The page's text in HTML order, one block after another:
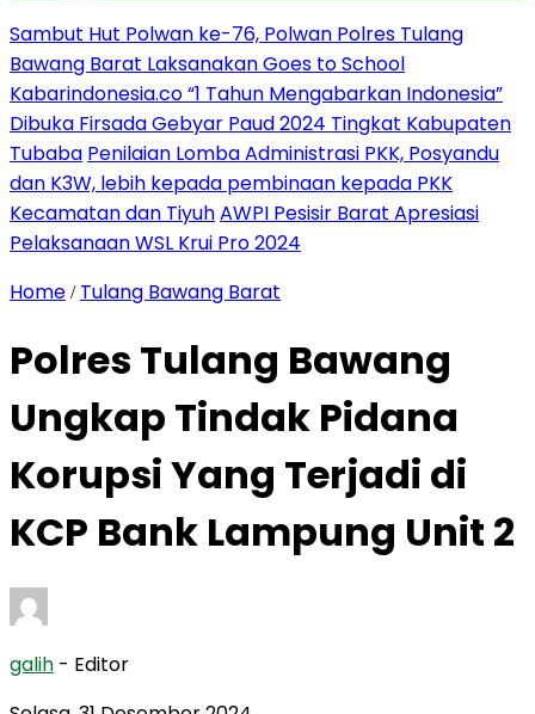
Sambut Hut Polwan ke-76, Polwan Polres Tulang
Bawang Barat Laksanakan Goes to School
Kabarindonesia.co “1 Tahun Mengabarkan Indonesia”
Dibuka Firsada Gebyar Paud 2024 Tingkat Kabupaten
Tubaba Penilaian Lomba Administrasi PKK, Posyandu
dan K3W, lebih kepada pembinaan kepada PKK
Kecamatan dan TiyuhAWPI Pesisir Barat Apresiasi
Pelaksanaan WSL Krui Pro 2024
Home / Tulang Bawang Barat
Polres Tulang Bawang
Ungkap Tindak Pidana
Korupsi Yang Terjadi di
KCP Bank Lampung Unit 2
galih - Editor